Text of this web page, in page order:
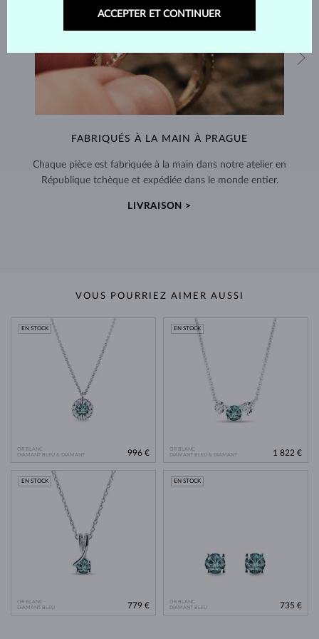
FABRIQUÉS À LA MAIN À PRAGUE
Chaque pièce est fabriquée à la main dans notre atelier en
République tchèque et expédiée dans le monde entier.
LIVRAISON >
VOUS POURRIEZ AIMER AUSSI
OR BLANC
DIAMANT BLEU & DIAMANT
EN STOCK
996 €
OR BLANC
DIAMANT BLEU & DIAMANT
EN STOCK
1 822 €
OR BLANC
DIAMANT BLEU
EN STOCK
779 €
OR BLANC
DIAMANT BLEU
EN STOCK
735 €
ACCEPTER ET CONTINUER